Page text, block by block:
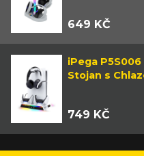
649 KČ
iPega
Stojan s
749 KČ